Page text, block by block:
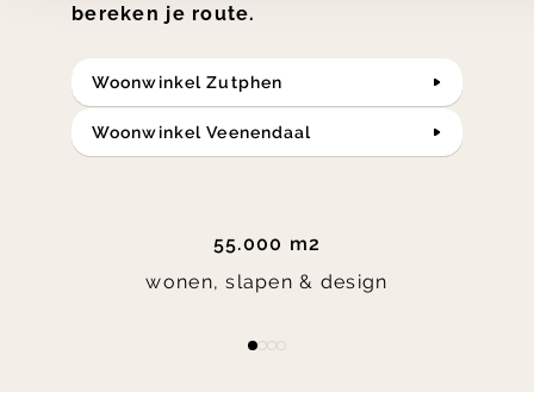
bereken je route.
Woonwinkel Zutphen
Woonwinkel Veenendaal
55.000 m2
wonen, slapen & design